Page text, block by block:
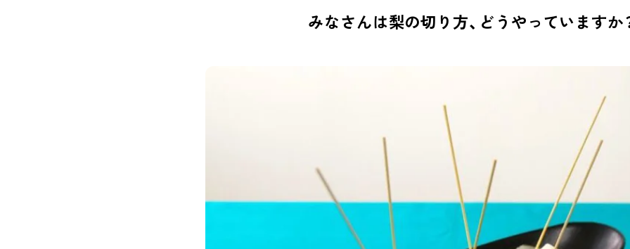
みなさんは梨の切り方、どうやっていますか